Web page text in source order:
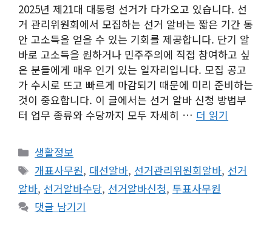
2025년 제21대 대통령 선거가 다가오고 있습니다. 선
거 관리위원회에서 모집하는 선거 알바는 짧은 기간 동
안 고소득을 얻을 수 있는 기회를 제공합니다. 단기 알
바로 고소득을 원하거나 민주주의에 직접 참여하고 싶
은 분들에게 매우 인기 있는 일자리입니다. 모집 공고
가 수시로 뜨고 빠르게 마감되기 때문에 미리 준비하는
것이 중요합니다. 이 글에서는 선거 알바 신청 방법부
터 업무 종류와 수당까지 모두 자세히 … 더 읽기
카
테
고
리
생활정보
태
그
개표사무원, 대선알바, 선거관리위원회알바, 선거
알바, 선거알바수당, 선거알바신청, 투표사무원
댓글 남기기